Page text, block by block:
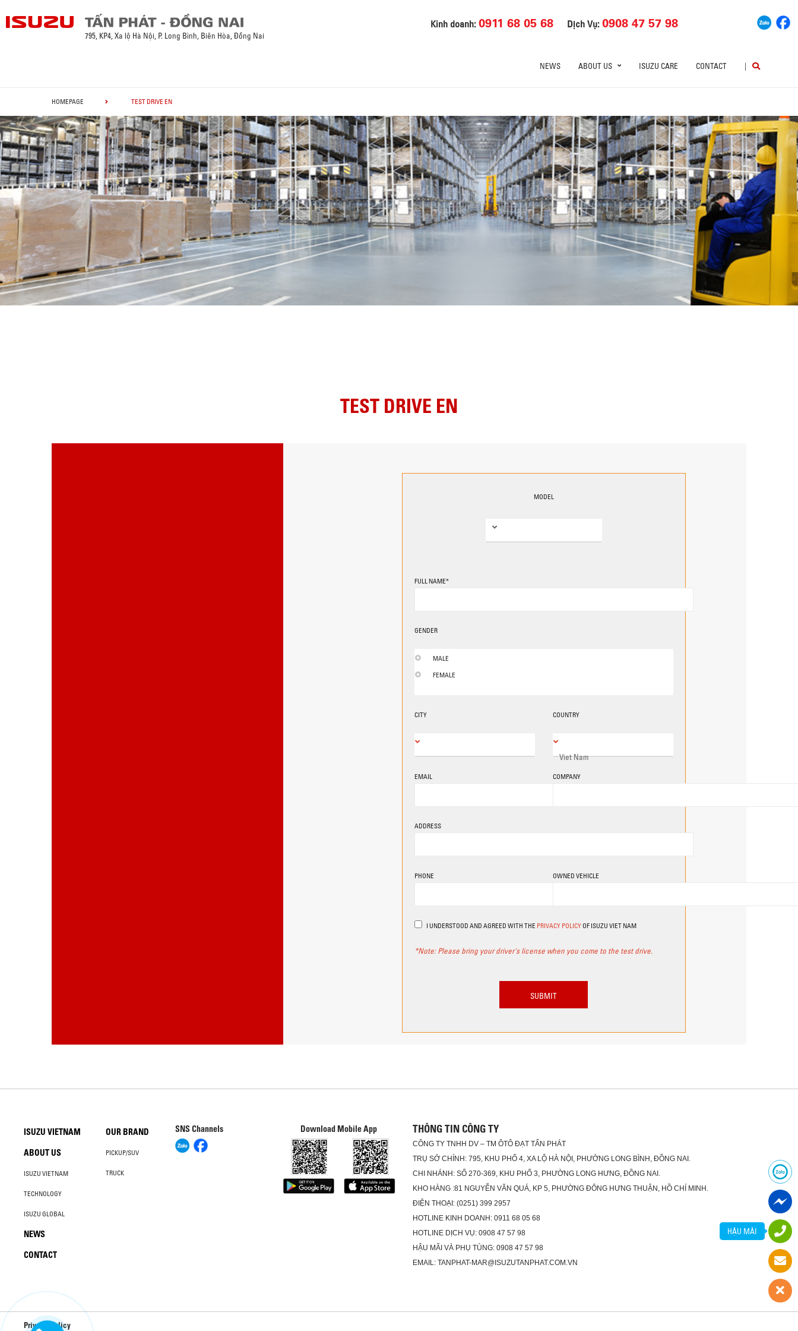
Kinh doanh:0911 68 05 68 Dịch Vụ:0908 47 57 98
795, KP4, Xa lộ Hà Nội, P. Long Bình, Biên Hòa, Đồng Nai
NEWS ABOUT US ISUZU CARE CONTACT |
HOMEPAGE TEST DRIVE EN
TEST DRIVE EN
MODEL
FULL NAME*
GENDER
MALE
FEMALE
CITY COUNTRY
EMAIL COMPANY
ADDRESS
PHONE OWNED VEHICLE
I UNDERSTOOD AND AGREED WITH THE PRIVACY POLICYOF ISUZU VIET NAM
*Note: Please bring your driver's license when you come to the test drive.
ISUZU VIETNAM
ABOUT US
ISUZU VIETNAM
TECHNOLOGY
ISUZU GLOBAL
NEWS
CONTACT
OUR BRAND
PICKUP/SUV
TRUCK
SNS Channels Download Mobile App THÔNG TIN CÔNG TY
CÔNG TY TNHH DV – TM ÔTÔ ĐẠT TẤN PHÁT
TRỤ SỞ CHÍNH: 795, KHU PHỐ 4, XA LỘ HÀ NỘI, PHƯỜNG LONG BÌNH, ĐỒNG NAI.
CHI NHÁNH: SỐ 270-369, KHU PHỐ 3, PHƯỜNG LONG HƯNG, ĐỒNG NAI.
KHO HÀNG :81 NGUYỄN VĂN QUÁ, KP 5, PHƯỜNG ĐÔNG HƯNG THUẬN, HỒ CHÍ MINH.
ĐIỆN THOẠI: (0251) 399 2957
HOTLINE KINH DOANH: 0911 68 05 68
HOTLINE DỊCH VỤ: 0908 47 57 98
HẬU MÃI VÀ PHỤ TÙNG: 0908 47 57 98
EMAIL: TANPHAT-MAR@ISUZUTANPHAT.COM.VN
Privacy Policy
HẬU MÃI